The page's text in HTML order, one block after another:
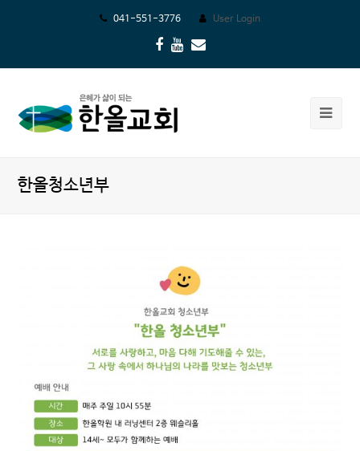
041-551-3776 User Login
Facebook
Youtube
Email
한올청소년부